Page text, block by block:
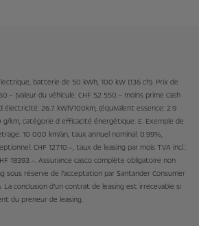
batterie de 50 kWh, 100 kW (136 ch). Prix de
(valeur du véhicule: CHF 52 550.– moins prime cash
électricité: 26.7 kWh/100km, (équivalent essence: 2.9
g/km, catégorie d efficacité énergétique: E. Exemple de
10 000 km/an, taux annuel nominal: 0.99%,
CHF 12710.–, taux de leasing par mois TVA incl.:
18393.–. Assurance casco complète obligatoire non
sous réserve de l’acceptation par Santander Consumer
La conclusion d’un contrat de leasing est irrecevable si
du preneur de leasing.